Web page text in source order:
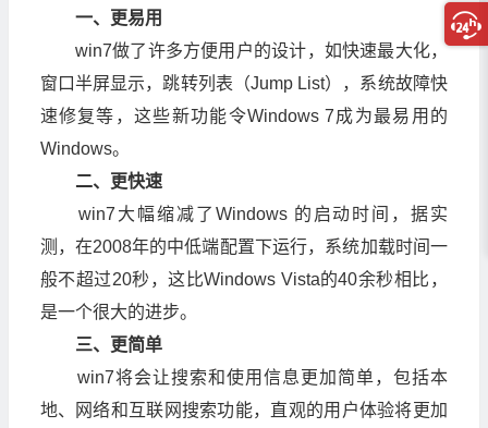
一、更易用
win7做了许多方便用户的设计，如快速最大化，
窗口半屏显示，跳转列表（Jump List），系统故障快
速修复等，这些新功能令Windows 7成为最易用的
Windows。
二、更快速
win7大幅缩减了Windows 的启动时间，据实
测，在2008年的中低端配置下运行，系统加载时间一
般不超过20秒，这比Windows Vista的40余秒相比，
是一个很大的进步。
三、更简单
win7将会让搜索和使用信息更加简单，包括本
地、网络和互联网搜索功能，直观的用户体验将更加